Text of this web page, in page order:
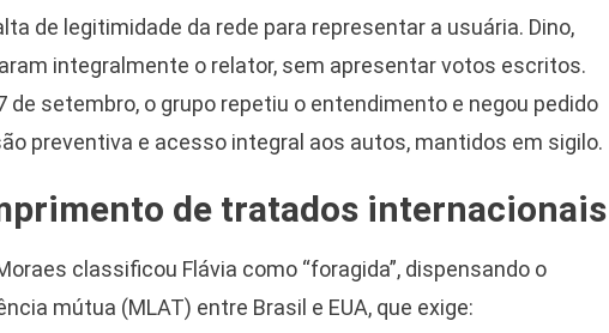
de legitimidade da rede para representar a usuária. Dino,
integralmente o relator, sem apresentar votos escritos.
de setembro, o grupo repetiu o entendimento e negou pedido
preventiva e acesso integral aos autos, mantidos em sigilo.
de tratados internacionais
classificou Flávia como “foragida”, dispensando o
mútua (MLAT) entre Brasil e EUA, que exige: